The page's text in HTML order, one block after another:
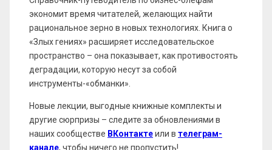
экономит время читателей, желающих найти
рациональное зерно в новых технологиях. Книга о
«Злых гениях» расширяет исследовательское
пространство – она показывает, как противостоять
деградации, которую несут за собой
инструменты-«обманки».
Новые лекции, выгодные книжные комплекты и
другие сюрпризы – следите за обновлениями в
наших сообществе ВКонтактеили в телеграм-
канале, чтобы ничего не пропустить!